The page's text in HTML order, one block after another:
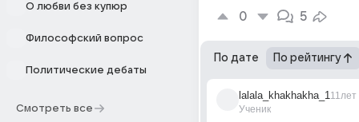
О любви без купюр
Философский вопрос
Политические дебаты
Смотреть все
0 5
По дате По рейтингу
lalala_khakhakha_1
Ученик
11лет